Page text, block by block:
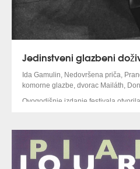
Jedinstveni glazbeni
Ida Gamulin, Nedovršena priča,
komorne glazbe, dvorac Mailáth,
Ovogodišnje izdanje festivala
njegovu posljednju, dovršenu,
Publiku, željnu iskrena i vrhunskoga
vješto, prvo riječima, opisujući